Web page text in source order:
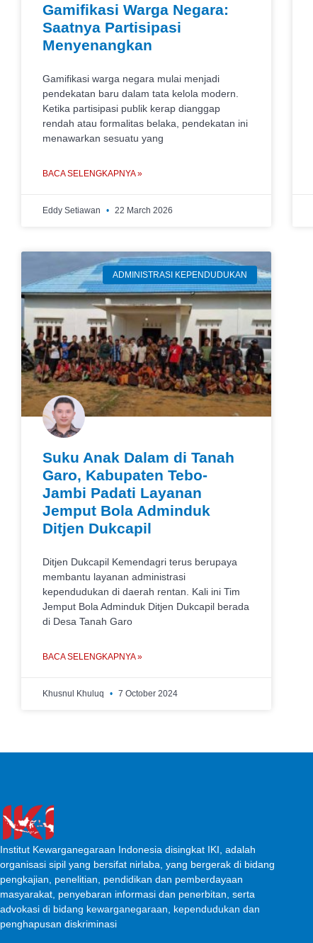
Gamifikasi Warga Negara:
Saatnya Partisipasi
Menyenangkan
Gamifikasi warga negara mulai menjadi
pendekatan baru dalam tata kelola modern.
Ketika partisipasi publik kerap dianggap
rendah atau formalitas belaka, pendekatan ini
menawarkan sesuatu yang
BACA SELENGKAPNYA »
Eddy Setiawan 22 March 2026
ADMINISTRASI KEPENDUDUKAN
Suku Anak Dalam di Tanah
Garo, Kabupaten Tebo-
Jambi Padati Layanan
Jemput Bola Adminduk
Ditjen Dukcapil
Ditjen Dukcapil Kemendagri terus berupaya
membantu layanan administrasi
kependudukan di daerah rentan. Kali ini Tim
Jemput Bola Adminduk Ditjen Dukcapil berada
di Desa Tanah Garo
BACA SELENGKAPNYA »
Khusnul Khuluq 7 October 2024
Institut Kewarganegaraan Indonesia disingkat IKI, adalah
organisasi sipil yang bersifat nirlaba, yang bergerak di bidang
pengkajian, penelitian, pendidikan dan pemberdayaan
masyarakat, penyebaran informasi dan penerbitan, serta
advokasi di bidang kewarganegaraan, kependudukan dan
penghapusan diskriminasi